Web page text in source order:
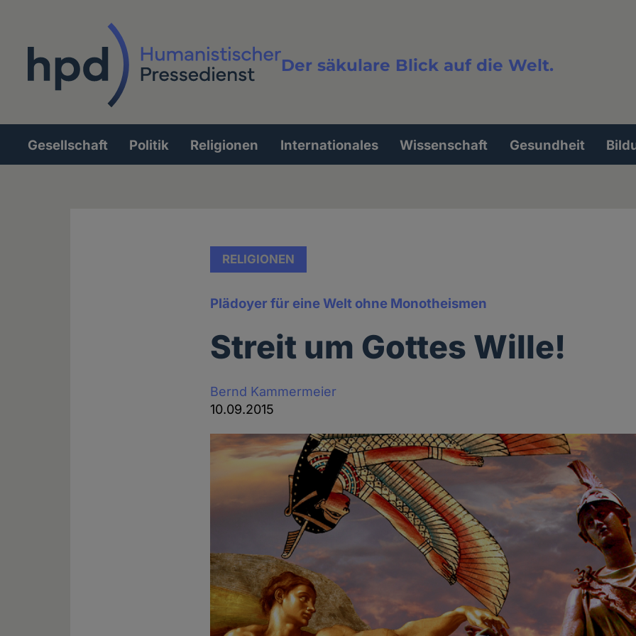
Der säkulare Blick auf die Welt.
Volltextsuche
Hauptnavigation
Gesellschaft Politik Religionen Internationales Wissenschaft Gesundheit
RELIGIONEN
Plädoyer für eine Welt ohne Monotheismen
Streit um Gottes Wille!
Bernd Kammermeier
10.09.2015